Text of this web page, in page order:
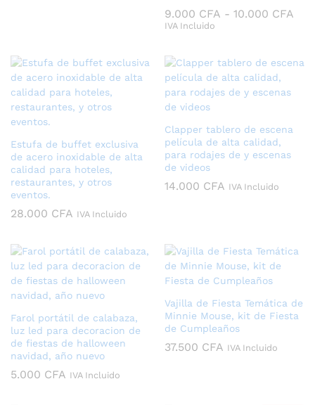
9.000 CFA - 10.000 CFA
IVA Incluido
Estufa de buffet exclusiva
de acero inoxidable de alta
calidad para hoteles,
restaurantes, y otros
eventos.
28.000 CFA IVA Incluido
Clapper tablero de escena
película de alta calidad,
para rodajes de y escenas
de videos
14.000 CFA IVA Incluido
Farol portátil de calabaza,
luz led para decoracion de
de fiestas de halloween
navidad, año nuevo
5.000 CFA IVA Incluido
Vajilla de Fiesta Temática de
Minnie Mouse, kit de Fiesta
de Cumpleaños
37.500 CFA IVA Incluido